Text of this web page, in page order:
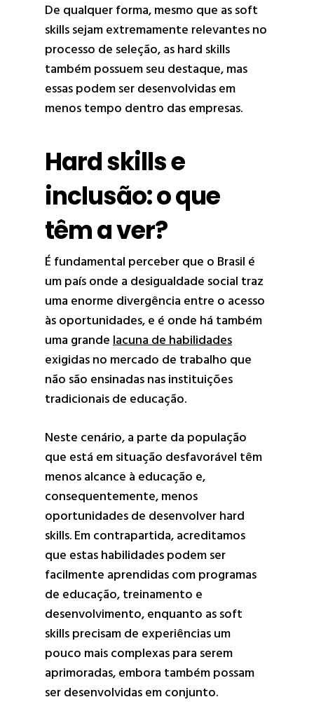
De qualquer forma, mesmo que as soft
skills sejam extremamente relevantes no
processo de seleção, as hard skills
também possuem seu destaque, mas
essas podem ser desenvolvidas em
menos tempo dentro das empresas.
Hard skills e
inclusão: o que
têm a ver?
É fundamental perceber que o Brasil é
um país onde a desigualdade social traz
uma enorme divergência entre o acesso
às oportunidades, e é onde há também
uma grandelacuna de habilidades
exigidas no mercado de trabalho que
não são ensinadas nas instituições
tradicionais de educação.
Neste cenário, a parte da população
que está em situação desfavorável têm
menos alcance à educação e,
consequentemente, menos
oportunidades de desenvolver hard
skills. Em contrapartida, acreditamos
que estas habilidades podem ser
facilmente aprendidas com programas
de educação, treinamento e
desenvolvimento, enquanto as soft
skills precisam de experiências um
pouco mais complexas para serem
aprimoradas, embora também possam
ser desenvolvidas em conjunto.